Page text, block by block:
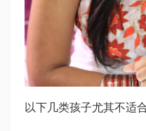
以下几类孩子尤其不适